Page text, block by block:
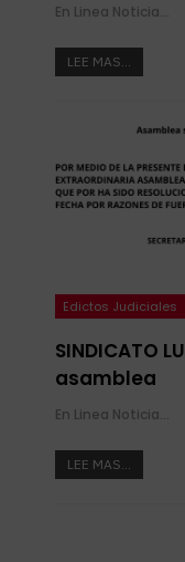
En Linea Noticias
LEE MAS...
Edictos Judiciales
SINDICATO
asamblea
En Linea Noticias
LEE MAS...